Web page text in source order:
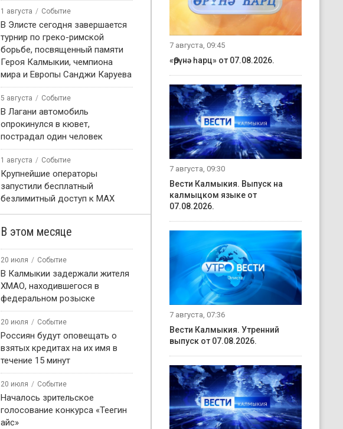
1 августа Событие
В Элисте сегодня завершается
турнир по греко-римской
борьбе, посвященный памяти
Героя Калмыкии, чемпиона
мира и Европы Санджи Каруева
5 августа Событие
В Лагани автомобиль
опрокинулся в кювет,
пострадал один человек
1 августа Событие
Крупнейшие операторы
запустили бесплатный
безлимитный доступ к MAX
В этом месяце
20 июля Событие
В Калмыкии задержали жителя
ХМАО, находившегося в
федеральном розыске
20 июля Событие
Россиян будут оповещать о
взятых кредитах на их имя в
течение 15 минут
20 июля Событие
Началось зрительское
голосование конкурса «Теегин
айс»
7 августа, 09:45
«Өрүнә һарц» от 07.08.2026.
7 августа, 09:30
Вести Калмыкия. Выпуск на
калмыцком языке от
07.08.2026.
7 августа, 07:36
Вести Калмыкия. Утренний
выпуск от 07.08.2026.